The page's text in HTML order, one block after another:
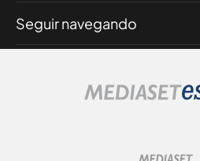
Seguir navegando